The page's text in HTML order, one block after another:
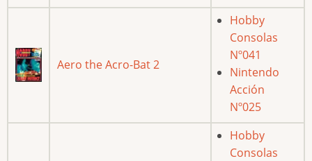
Aero the Acro-Bat 2
Hobby
Consolas
Nº041
Nintendo
Acción
Nº025
Hobby
Consolas